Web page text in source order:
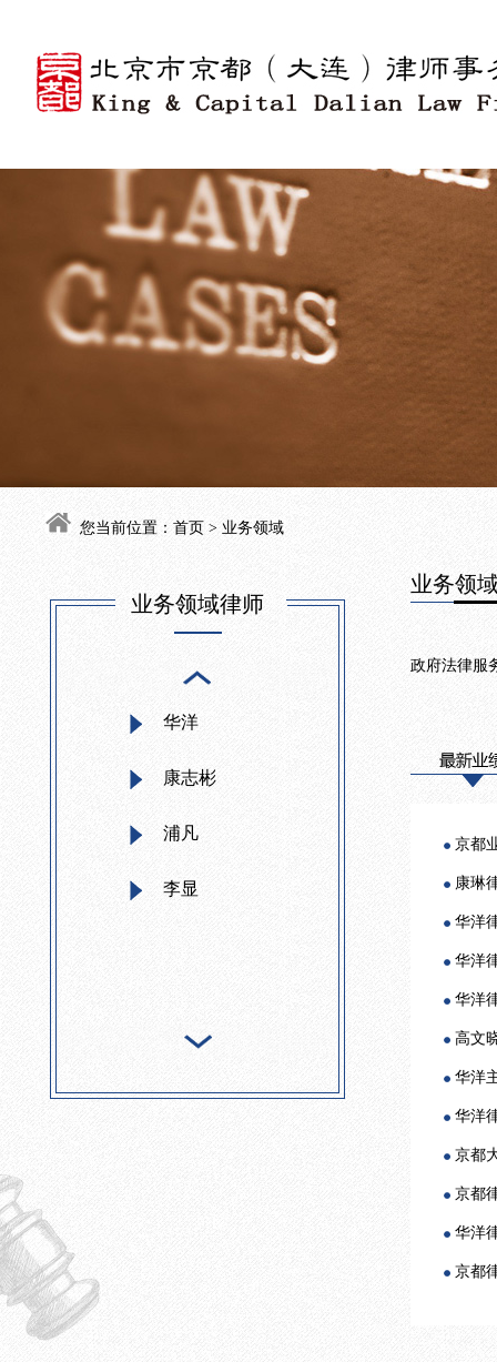
您当前位置： 首页 > 业务领域
业务领域律师
华洋
康志彬
浦凡
李显
业务领
政府法律服
京都
康琳
华洋
华洋
华洋
高文
华洋
华洋
京都
京都
华洋
京都